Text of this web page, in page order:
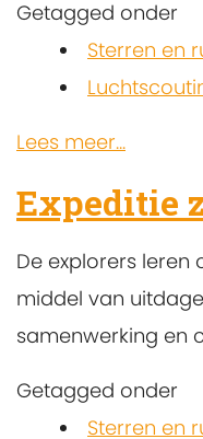
Getagged onder
Sterren en
Lees meer...
Expeditie
De explorers leren
middel van
samenwerking en
Getagged onder
Sterren en